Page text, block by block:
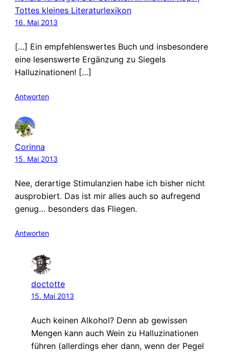
Tottes kleines Literaturlexikon
16. Mai 2013
[…] Ein empfehlenswertes Buch und insbesondere
eine lesenswerte Ergänzung zu Siegels
Halluzinationen! […]
Antworten
Corinna
15. Mai 2013
Nee, derartige Stimulanzien habe ich bisher nicht
ausprobiert. Das ist mir alles auch so aufregend
genug… besonders das Fliegen.
Antworten
doctotte
15. Mai 2013
Auch keinen Alkohol? Denn ab gewissen
Mengen kann auch Wein zu Halluzinationen
führen (allerdings eher dann, wenn der Pegel